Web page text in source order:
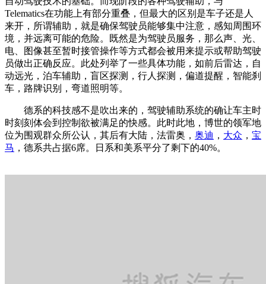
Telematics在功能上有部分重叠，但最大的区别是车子还是人
来开，所谓辅助，就是确保驾驶员能够集中注意，感知周围环
境，并远离可能的危险。既然是为驾驶员服务，那么声、光、
电、图像甚至暂时接管操作等方式都会被用来提示或帮助驾驶
员做出正确反应。此处列举了一些具体功能，如前后雷达，自
动远光，泊车辅助，盲区探测，行人探测，偏道提醒，智能刹
车，路牌识别，弯道照明等。
德系的科技感不是吹出来的，驾驶辅助系统的确让车主时
时刻刻体会到控制欲被满足的快感。此时此地，博世的领军地
位为围观群众所公认，其后有大陆，法雷奥， 奥迪 ， 大众 ， 宝
马 ，德系共占据6席。日系和美系平分了剩下的40%。